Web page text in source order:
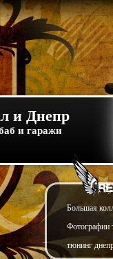
и Днепр
и гаражи
Большая
Фотографии
тюнинг